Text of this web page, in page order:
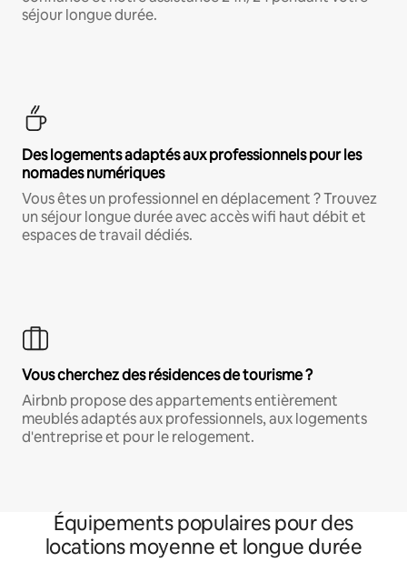
séjour longue durée.
Des logements adaptés aux professionnels pour les
nomades numériques
Vous êtes un professionnel en déplacement ? Trouvez
un séjour longue durée avec accès wifi haut débit et
espaces de travail dédiés.
Vous cherchez des résidences de tourisme ?
Airbnb propose des appartements entièrement
meublés adaptés aux professionnels, aux logements
d'entreprise et pour le relogement.
Équipements populaires pour des
locations moyenne et longue durée